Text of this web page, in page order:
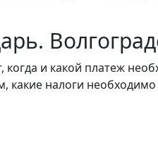
когда и какой платеж
какие налоги